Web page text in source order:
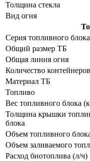
Толщина стекла
Вид огня
Серия топливного блока
Общий размер ТБ
Общая линия огня
Количество контейнеров
Материал ТБ
Топливо
Вес топливного блока
Толщина крышки
блока
Объем топливного
Объем заливаемого
Расход биотоплива (л/ч)